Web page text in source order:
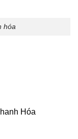
hóa
Hóa